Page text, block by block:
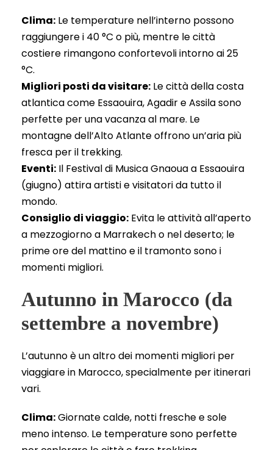
Clima: Le temperature nell’interno possono
raggiungere i 40 °C o più, mentre le città
costiere rimangono confortevoli intorno ai 25
°C.
Migliori posti da visitare: Le città della costa
atlantica come Essaouira, Agadir e Assila sono
perfette per una vacanza al mare. Le
montagne dell’Alto Atlante offrono un’aria più
fresca per il trekking.
Eventi: Il Festival di Musica Gnaoua a Essaouira
(giugno) attira artisti e visitatori da tutto il
mondo.
Consiglio di viaggio: Evita le attività all’aperto
a mezzogiorno a Marrakech o nel deserto; le
prime ore del mattino e il tramonto sono i
momenti migliori.
Autunno in Marocco (da
settembre a novembre)
L’autunno è un altro dei momenti migliori per
viaggiare in Marocco, specialmente per itinerari
vari.
Clima:Giornate calde, notti fresche e sole
meno intenso. Le temperature sono perfette